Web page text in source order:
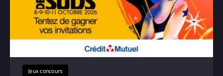
Jeux concours